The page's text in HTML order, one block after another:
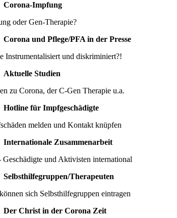
Corona-Impfung
oder Gen-Therapie?
Corona und Pflege/PFA in der Presse
Instrumentalisiert und diskriminiert?!
Aktuelle Studien
zu Corona, der C-Gen Therapie u.a.
Hotline für Impfgeschädigte
melden und Kontakt knüpfen
Internationale Zusammenarbeit
Geschädigte und Aktivisten international
Selbsthilfegruppen/Therapeuten
sich Selbsthilfegruppen eintragen
Der Christ in der Corona Zeit